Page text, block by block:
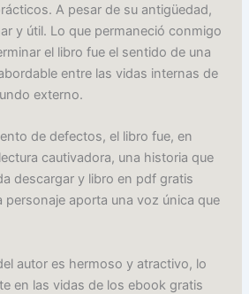
A pesar de su antigüedad,
y útil. Lo que permaneció conmigo
el libro fue el sentido de una
entre las vidas internas de
externo.
de defectos, el libro fue, en
cautivadora, una historia que
descargar y libro en pdf gratis
aporta una voz única que
autor es hermoso y atractivo, lo
en las vidas de los ebook gratis